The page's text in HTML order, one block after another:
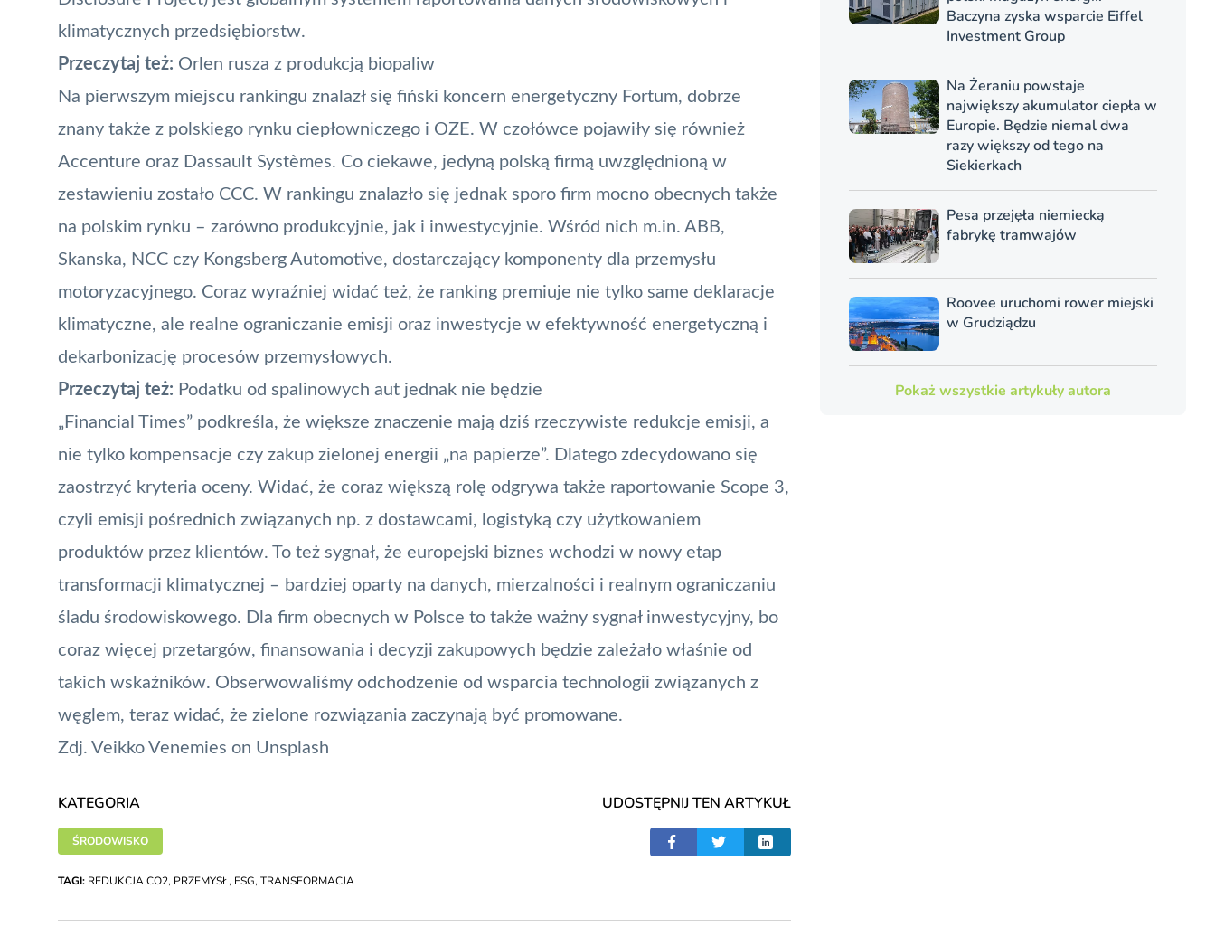
klimatycznych przedsiębiorstw.
Przeczytaj też: Orlen rusza z produkcją biopaliw
Na pierwszym miejscu rankingu znalazł się fiński koncern energetyczny Fortum, dobrze
znany także z polskiego rynku ciepłowniczego i OZE. W czołówce pojawiły się również
Accenture oraz Dassault Systèmes. Co ciekawe, jedyną polską firmą uwzględnioną w
zestawieniu zostało CCC. W rankingu znalazło się jednak sporo firm mocno obecnych także
na polskim rynku – zarówno produkcyjnie, jak i inwestycyjnie. Wśród nich m.in. ABB,
Skanska, NCC czy Kongsberg Automotive, dostarczający komponenty dla przemysłu
motoryzacyjnego. Coraz wyraźniej widać też, że ranking premiuje nie tylko same deklaracje
klimatyczne, ale realne ograniczanie emisji oraz inwestycje w efektywność energetyczną i
dekarbonizację procesów przemysłowych.
Przeczytaj też: Podatku od spalinowych aut jednak nie będzie
„Financial Times” podkreśla, że większe znaczenie mają dziś rzeczywiste redukcje emisji, a
nie tylko kompensacje czy zakup zielonej energii „na papierze”. Dlatego zdecydowano się
zaostrzyć kryteria oceny. Widać, że coraz większą rolę odgrywa także raportowanie Scope 3,
czyli emisji pośrednich związanych np. z dostawcami, logistyką czy użytkowaniem
produktów przez klientów. To też sygnał, że europejski biznes wchodzi w nowy etap
transformacji klimatycznej – bardziej oparty na danych, mierzalności i realnym ograniczaniu
śladu środowiskowego. Dla firm obecnych w Polsce to także ważny sygnał inwestycyjny, bo
coraz więcej przetargów, finansowania i decyzji zakupowych będzie zależało właśnie od
takich wskaźników. Obserwowaliśmy odchodzenie od wsparcia technologii związanych z
węglem, teraz widać, że zielone rozwiązania zaczynają być promowane.
Zdj. Veikko Venemies on Unsplash
KATEGORIA
ŚRODOWISKO
UDOSTĘPNIJ TEN ARTYKUŁ
TAGI: REDUKCJA CO2, PRZEMYSŁ, ESG, TRANSFORMACJA
Baczyna zyska wsparcie Eiffel
Investment Group
Na Żeraniu powstaje
największy akumulator ciepła w
Europie. Będzie niemal dwa
razy większy od tego na
Siekierkach
Pesa przejęła niemiecką
fabrykę tramwajów
Roovee uruchomi rower miejski
w Grudziądzu
Pokaż wszystkie artykuły autora